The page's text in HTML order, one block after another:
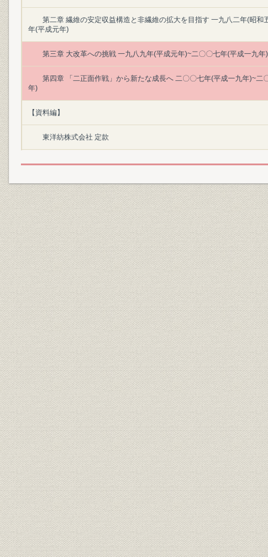
第二章 繊維の安定収益構造と非繊維の拡大を目指す 一九八二年(昭和
年(平成元年)
第三章 大改革への挑戦 一九八九年(平成元年)~二〇〇七年(平成一九年)
第四章 「二正面作戦」から新たな成長へ 二〇〇七年(平成一九年)~二
年)
【資料編】
東洋紡株式会社 定款
会社の系譜
歴代役員任期表
事業所一覧
技術と製品の関連図
主な国内関連会社一覧表
主な海外関連会社一覧表
国内休止事業所・事務所一覧表
海外休止事務所一覧表
財務諸表(貸借対照表・損益計算書)
従業員数の推移
年表
索引(人名・会社・事業所)
『東洋紡百三十年史』発刊に寄せて / 相談役 津村準二
編集後記